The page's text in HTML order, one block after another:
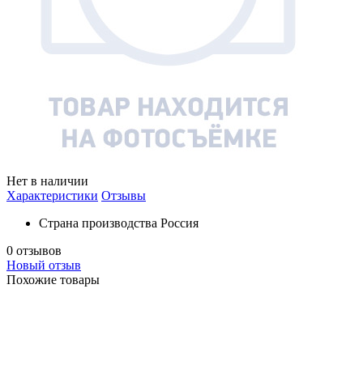
Нет в наличии
Характеристики Отзывы
Страна производства Россия
0 отзывов
Новый отзыв
Похожие товары